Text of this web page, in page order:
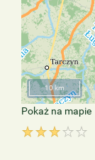
10 km
Pokaż na mapie